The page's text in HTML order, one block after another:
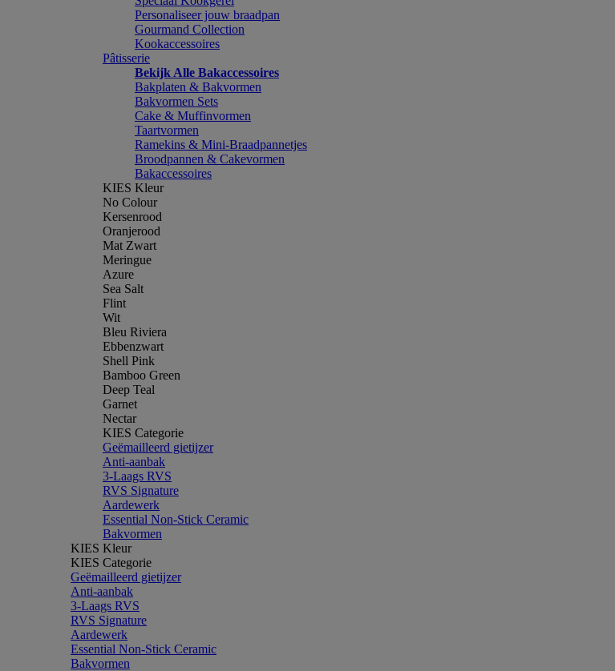
Personaliseer jouw braadpan
Gourmand Collection
Kookaccessoires
Pâtisserie
Bekijk Alle Bakaccessoires
Bakplaten & Bakvormen
Bakvormen Sets
Cake & Muffinvormen
Taartvormen
Ramekins & Mini-Braadpannetjes
Broodpannen & Cakevormen
Bakaccessoires
KIES Kleur
No Colour
Kersenrood
Oranjerood
Mat Zwart
Meringue
Azure
Sea Salt
Flint
Wit
Bleu Riviera
Ebbenzwart
Shell Pink
Bamboo Green
Deep Teal
Garnet
Nectar
KIES Categorie
Geëmailleerd gietijzer
Anti-aanbak
3-Laags RVS
RVS Signature
Aardewerk
Essential Non-Stick Ceramic
Bakvormen
KIES Kleur
KIES Categorie
Geëmailleerd gietijzer
Anti-aanbak
3-Laags RVS
RVS Signature
Aardewerk
Essential Non-Stick Ceramic
Bakvormen